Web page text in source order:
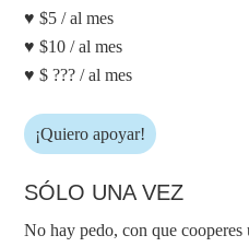
♥ $5 / al mes
♥ $10 / al mes
♥ $ ??? / al mes
¡Quiero apoyar!
SÓLO UNA VEZ
No hay pedo, con que cooperes